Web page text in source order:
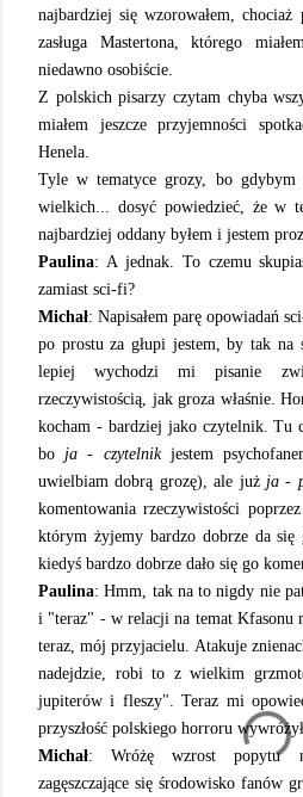
najbardziej się wzorowałem,
zasługa Mastertona, którego
niedawno osobiście.
Z polskich pisarzy czytam chyba
miałem jeszcze przyjemności
Henela.
Tyle w tematyce grozy, bo gdybym
wielkich... dosyć powiedzieć, że w
najbardziej oddany byłem i jestem
Paulina: A jednak. To czemu
zamiast sci-fi?
Michał: Napisałem parę opowiadań
po prostu za głupi jestem, by tak
lepiej wychodzi mi pisanie
rzeczywistością, jak groza właśnie.
kocham - bardziej jako czytelnik. Tu
bo ja - czytelnikjestem
uwielbiam dobrą grozę), ale już ja -
komentowania rzeczywistości
którym żyjemy bardzo dobrze da się
kiedyś bardzo dobrze dało się go
Paulina: Hmm, tak na to nigdy nie
i "teraz" - w relacji na temat Kfasonu
teraz, mój przyjacielu. Atakuje
nadejdzie, robi to z wielkim
jupiterów i fleszy". Teraz mi
przyszłość polskiego horroru
Michał: Wróżę wzrost popytu
zagęszczające się środowisko fanów